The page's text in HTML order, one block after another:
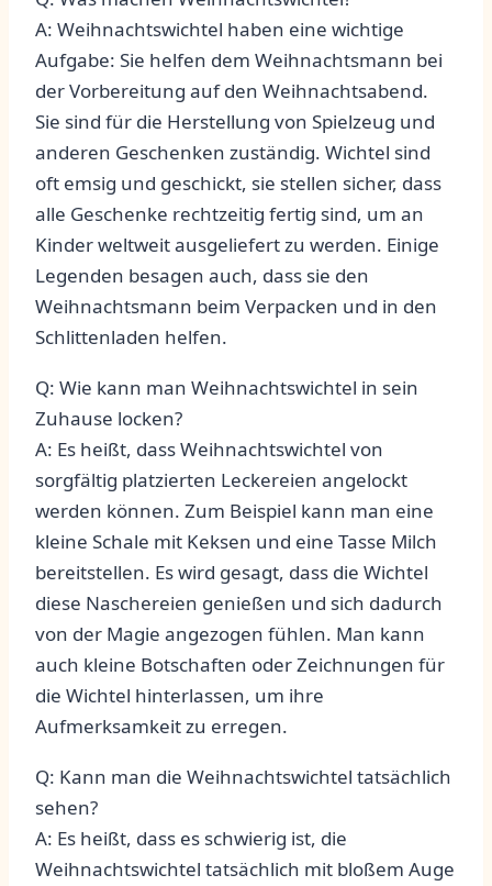
A: Weihnachtswichtel haben eine wichtige
Aufgabe: Sie helfen dem⁣ Weihnachtsmann ‌bei
der ⁣Vorbereitung ‌auf den Weihnachtsabend.
Sie sind für die ​Herstellung von ‍Spielzeug ⁣und
anderen Geschenken zuständig. Wichtel ‌sind
oft emsig und geschickt, sie stellen sicher, dass
alle Geschenke rechtzeitig fertig sind, um an
Kinder ⁤weltweit ausgeliefert zu werden. Einige
Legenden ​besagen auch, dass sie den
Weihnachtsmann ⁣beim Verpacken ‍und in den
Schlittenladen⁤ helfen.
Q: ‍Wie kann man Weihnachtswichtel in sein
Zuhause locken?
A:‌ Es heißt, dass Weihnachtswichtel von
sorgfältig platzierten Leckereien angelockt
werden können. ⁤Zum Beispiel‍ kann man eine
kleine Schale mit Keksen und eine Tasse Milch
bereitstellen. Es⁣ wird gesagt, dass die Wichtel
diese Naschereien genießen und sich dadurch​
von der Magie angezogen‌ fühlen. Man⁢ kann
auch kleine Botschaften ⁣oder Zeichnungen für⁤
die Wichtel hinterlassen,⁣ um‌ ihre
Aufmerksamkeit zu erregen.
Q: Kann man die Weihnachtswichtel⁢ tatsächlich​
sehen?
A: Es heißt, dass ⁣es schwierig ⁤ist, ​die‌
Weihnachtswichtel tatsächlich mit bloßem Auge